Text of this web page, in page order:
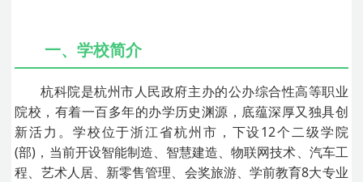
一、学校简介
杭科院是杭州市人民政府主办的公办综合性高等职业
院校，有着一百多年的办学历史渊源，底蕴深厚又独具创
新活力。学校位于浙江省杭州市，下设12个二级学院
(部)，当前开设智能制造、智慧建造、物联网技术、汽车工
程、艺术人居、新零售管理、会奖旅游、学前教育8大专业